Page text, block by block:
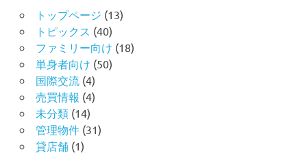
トップページ (13)
トピックス (40)
ファミリー向け (18)
単身者向け (50)
国際交流(4)
売買情報 (4)
未分類(14)
管理物件(31)
貸店舗(1)